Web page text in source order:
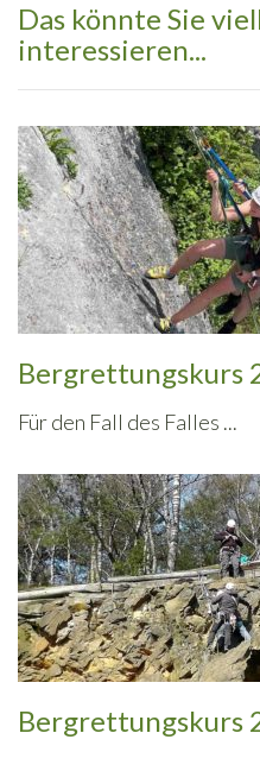
Das könnte Sie
interessieren...
Bergrettungskurs
Für den Fall des Falles ...
Bergrettungskurs